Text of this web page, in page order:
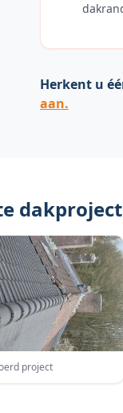
Herkent u
aan.
project